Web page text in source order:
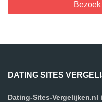
DATING SITES
Dating-Sites-